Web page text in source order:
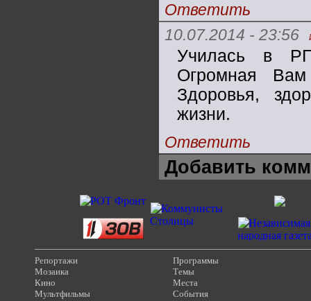
Ответить
10.07.2014 - 23:56
Училась в
Огромная Вам
Здоровья,
жизни.
Ответить
Добавить
Репортажи
Мозаика
Кино
Мультфильмы
Программы
Темы
Места
События